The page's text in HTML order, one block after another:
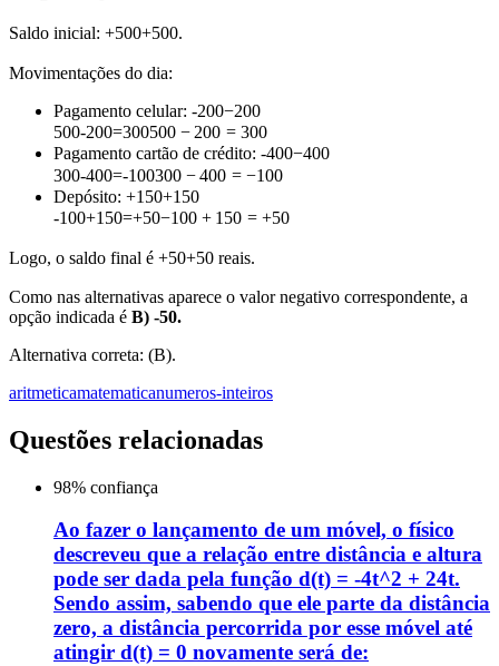
Saldo inicial: +500+500.
Movimentações do dia:
Pagamento celular: -200−200
500-200=300500 − 200 = 300
Pagamento cartão de crédito: -400−400
300-400=-100300 − 400 = −100
Depósito: +150+150
-100+150=+50−100 + 150 = +50
Logo, o saldo final é +50+50 reais.
Como nas alternativas aparece o valor negativo correspondente, a
opção indicada é B) -50.
Alternativa correta: (B).
aritmeticamatematicanumeros-inteiros
Questões relacionadas
98% confiança
Ao fazer o lançamento de um móvel, o físico
descreveu que a relação entre distância e altura
pode ser dada pela função d(t) = -4t^2 + 24t.
Sendo assim, sabendo que ele parte da distância
zero, a distância percorrida por esse móvel até
atingir d(t) = 0 novamente será de: